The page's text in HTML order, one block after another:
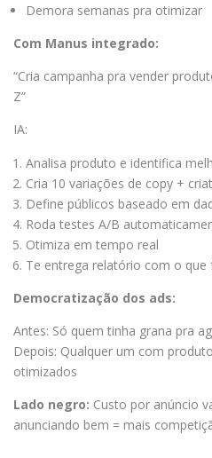
Demora semanas pra otimizar
Com Manus integrado:
“Cria campanha pra vender
Z”
IA:
Analisa produto e identifica
Cria 10 variações de copy +
Define públicos baseado em
Roda testes A/B
Otimiza em tempo real
Te entrega relatório com o que
Democratização dos ads:
Antes: Só quem tinha grana pra
Depois: Qualquer um com
otimizados
Lado negro: Custo por anúncio
anunciando bem = mais